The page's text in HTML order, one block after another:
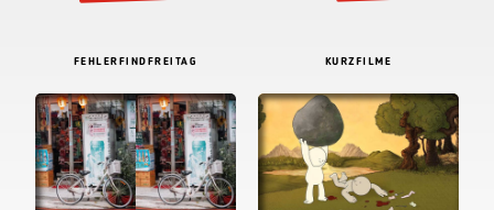
FEHLERFINDFREITAG KURZFILME